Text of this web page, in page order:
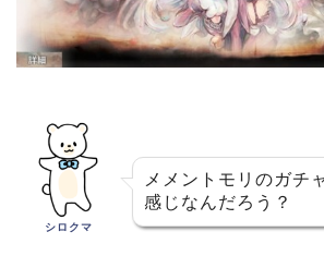
シロクマ
メメントモリのガチ
感じなんだろう？